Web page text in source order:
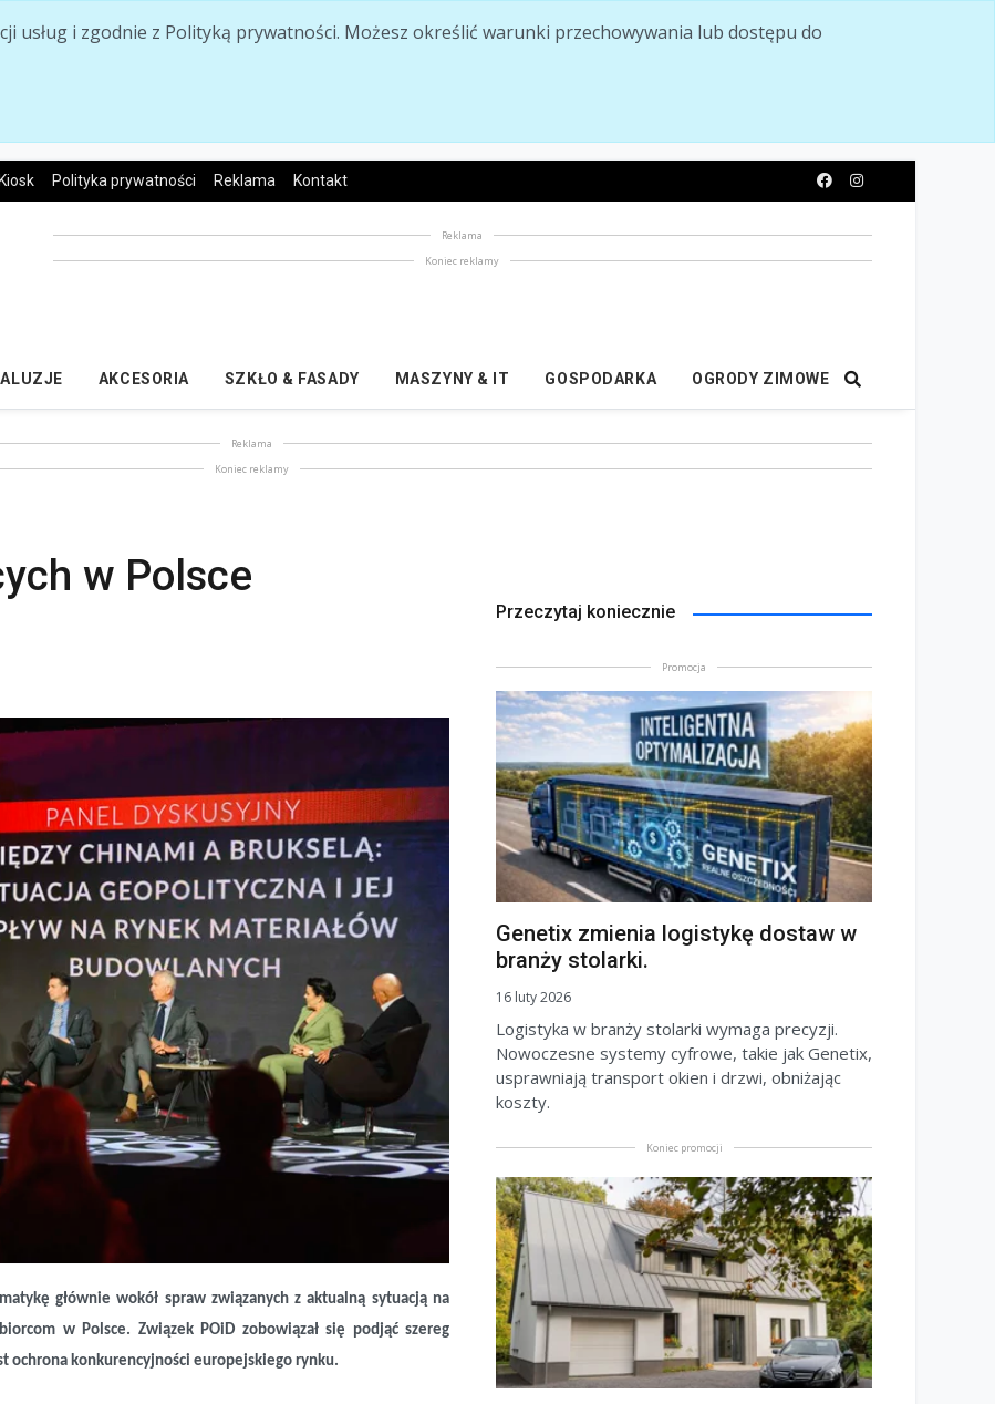
usług i zgodnie z Polityką prywatności. Możesz określić warunki przechowywania lub dostępu do
Kiosk Polityka prywatności Reklama Kontakt
Reklama
Koniec reklamy
AKCESORIA SZKŁO & FASADY MASZYNY & IT GOSPODARKA OGRODY ZIMOWE
Reklama
Koniec reklamy
w Polsce
głównie wokół spraw związanych z aktualną sytuacją na
w Polsce. Związek POiD zobowiązał się podjąć szereg
ochrona konkurencyjności europejskiego rynku.
Przeczytaj koniecznie
Promocja
Genetix zmienia logistykę dostaw w
branży stolarki.
16 luty 2026
Logistyka w branży stolarki wymaga precyzji.
Nowoczesne systemy cyfrowe, takie jak Genetix,
usprawniają transport okien i drzwi, obniżając
koszty.
Koniec promocji